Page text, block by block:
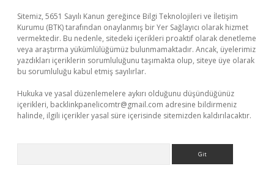
Sitemiz, 5651 Sayılı Kanun gereğince Bilgi Teknolojileri ve İletişim
Kurumu (BTK) tarafından onaylanmış bir Yer Sağlayıcı olarak hizmet
vermektedir. Bu nedenle, sitedeki içerikleri proaktif olarak denetleme
veya araştırma yükümlülüğümüz bulunmamaktadır. Ancak, üyelerimiz
yazdıkları içeriklerin sorumluluğunu taşımakta olup, siteye üye olarak
bu sorumluluğu kabul etmiş sayılırlar.
Hukuka ve yasal düzenlemelere aykırı olduğunu düşündüğünüz
içerikleri, backlinkpanelicomtr@gmail.com adresine bildirmeniz
halinde, ilgili içerikler yasal süre içerisinde sitemizden kaldırılacaktır.